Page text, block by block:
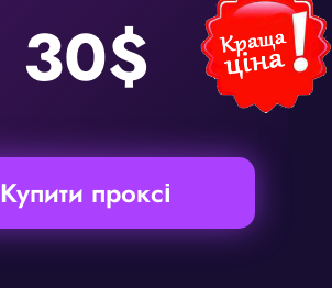
30$
Купити проксі